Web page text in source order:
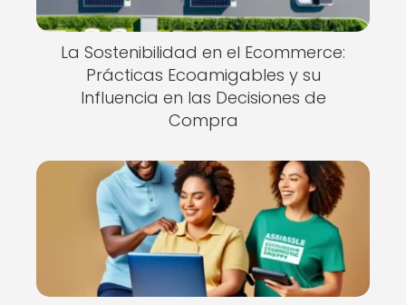
La Sostenibilidad en el Ecommerce:
Prácticas Ecoamigables y su
Influencia en las Decisiones de
Compra